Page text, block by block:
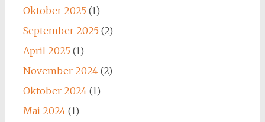
Oktober 2025(1)
September 2025(2)
April 2025(1)
November 2024(2)
Oktober 2024(1)
Mai 2024(1)